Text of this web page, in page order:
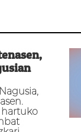
hartuko